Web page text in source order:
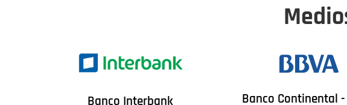
Banco Interbank Banco Continental -